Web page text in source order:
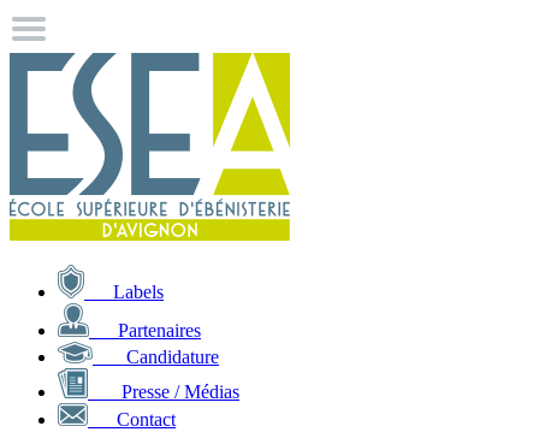
Labels
Partenaires
Candidature
Presse / Médias
Contact